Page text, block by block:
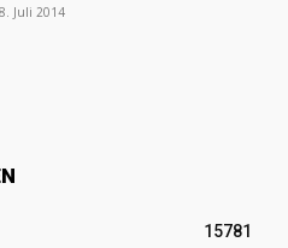
8. Juli 2014
15781